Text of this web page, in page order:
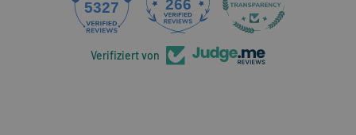
5327 266
Verifiziert von